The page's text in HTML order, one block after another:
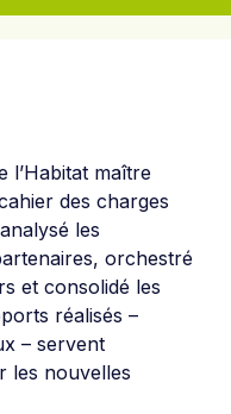
l’Habitat maître
des charges
les
orchestré
et consolidé les
réalisés –
– servent
les nouvelles